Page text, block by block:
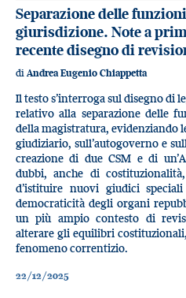
Separazione delle
giurisdizione. Note a
recente disegno di
di Andrea Eugenio Chiappetta
Il testo s’interroga sul disegno di
relativo alla separazione delle
della magistratura, evidenziando
giudiziario, sull’autogoverno e
creazione di due CSM e di
dubbi, anche di
d’istituire nuovi giudici
democraticità degli organi
un più ampio contesto di
alterare gli equilibri
fenomeno correntizio.
22/12/2025